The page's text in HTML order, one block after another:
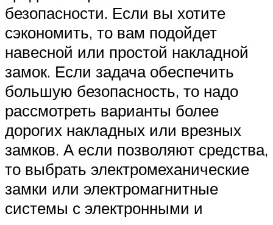
безопасности. Если вы хотите
сэкономить, то вам подойдет
навесной или простой накладной
замок. Если задача обеспечить
большую безопасность, то надо
рассмотреть варианты более
дорогих накладных или врезных
замков. А если позволяют средства,
то выбрать электромеханические
замки или электромагнитные
системы с электронными и